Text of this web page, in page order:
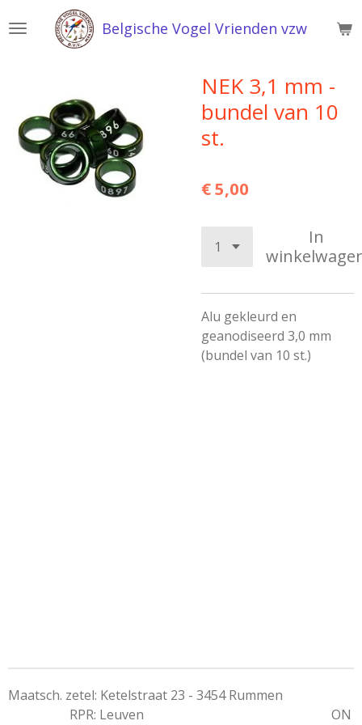
direct
Belgische Vogel Vrienden vzw
NEK 3,1 mm -
bundel van 10
st.
€ 5,00
In
Alu gekleurd en
geanodiseerd 3,0 mm
(bundel van 10 st.)
Maatsch. zetel: Ketelstraat 23 - 3454 Rummen
RPR: Leuven ON